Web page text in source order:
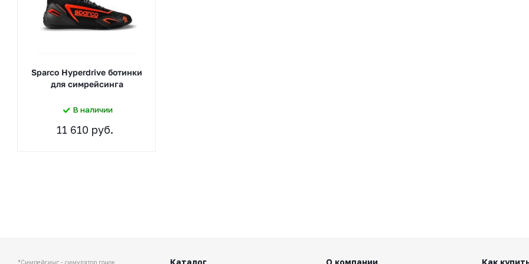
Sparco Hyperdrive ботинки
для симрейсинга
В наличии
11 610 руб.
*Симрейсинг - симулятор гонок Каталог О компании Как